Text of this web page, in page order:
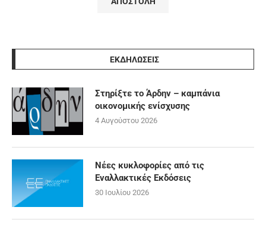
ΕΚΔΗΛΩΣΕΙΣ
Στηρίξτε το Άρδην – καμπάνια
οικονομικής ενίσχυσης
4 Αυγούστου 2026
Νέες κυκλοφορίες από τις
Εναλλακτικές Εκδόσεις
30 Ιουλίου 2026